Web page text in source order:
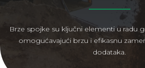
Brze spojke su ključni elementi u radu
omogućavajući brzu i efikasnu
dodataka.